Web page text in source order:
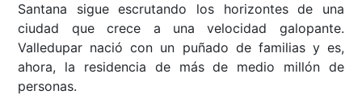
Santana sigue escrutando los horizontes de una
ciudad que crece a una velocidad galopante.
Valledupar nació con un puñado de familias y es,
ahora, la residencia de más de medio millón de
personas.